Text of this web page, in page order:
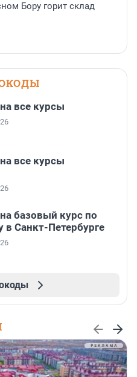
Бору горит склад
все курсы
все курсы
базовый курс по
в Санкт-Петербурге